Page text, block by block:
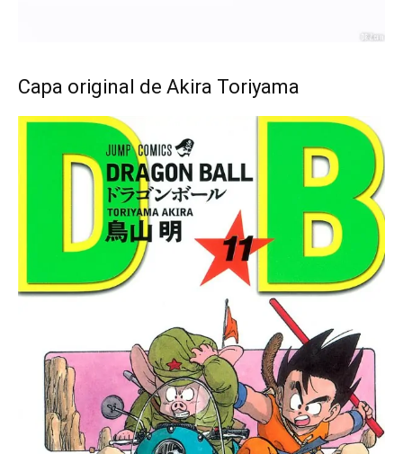
Capa original de Akira Toriyama